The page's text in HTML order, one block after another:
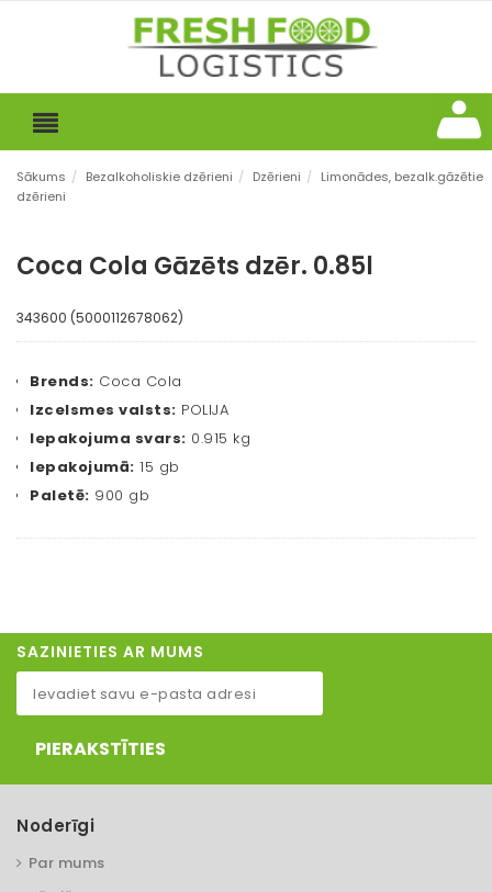
Sākums / Bezalkoholiskie dzērieni / Dzērieni / Limonādes, bezalk.gāzētie
dzērieni
Coca Cola Gāzēts dzēr. 0.85l
343600 (5000112678062)
Brends: Coca Cola
Izcelsmes valsts: POLIJA
Iepakojuma svars: 0.915 kg
Iepakojumā: 15 gb
Paletē: 900 gb
SAZINIETIES AR MUMS
PIERAKSTĪTIES
Noderīgi
Par mums